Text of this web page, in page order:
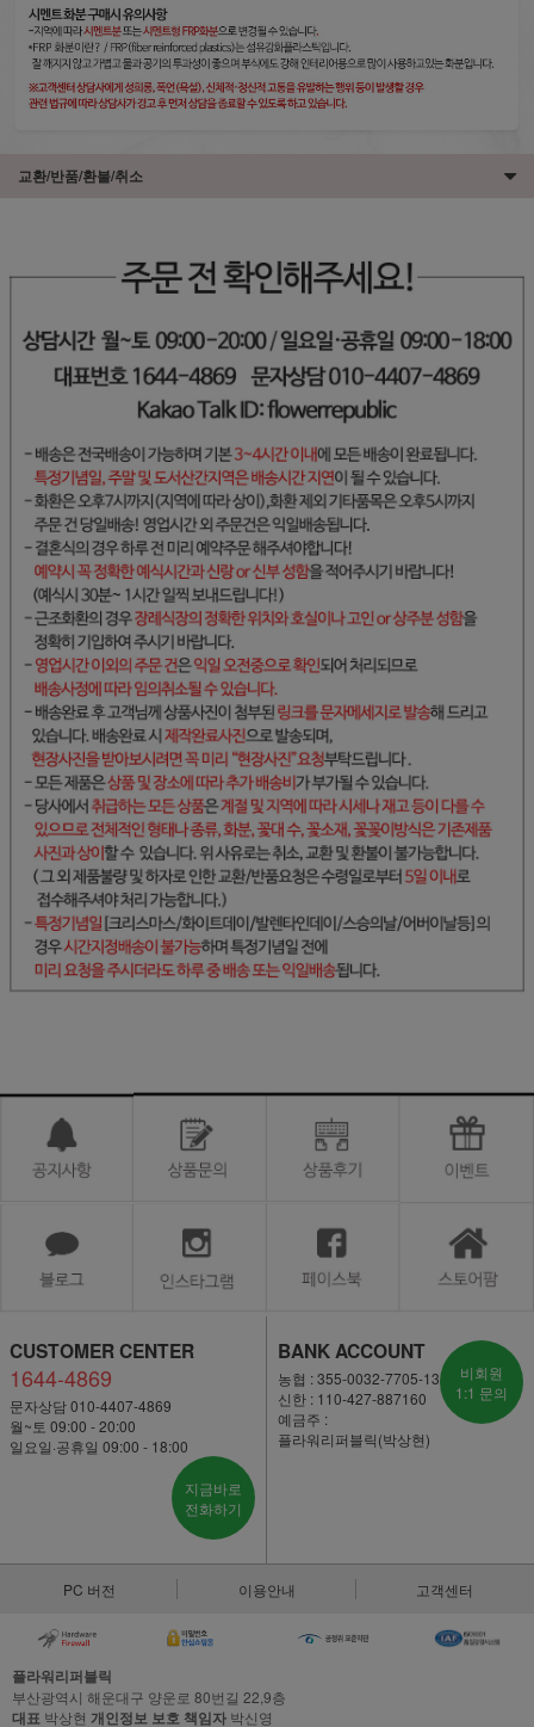
교환/반품/환불/취소
CUSTOMER CENTER
1644-4869
문자상담 010-4407-4869
월~토 09:00 - 20:00
일요일·공휴일 09:00 - 18:00
지금바로
전화하기
BANK ACCOUNT
농협 : 355-0032-7705-13
신한 : 110-427-887160
예금주 :
플라워리퍼블릭(박상현)
비회원
1:1 문의
PC 버전 이용안내 고객센터
플라워리퍼블릭
부산광역시 해운대구 양운로 80번길 22,9층
대표 박상현 개인정보 보호 책임자 박신영